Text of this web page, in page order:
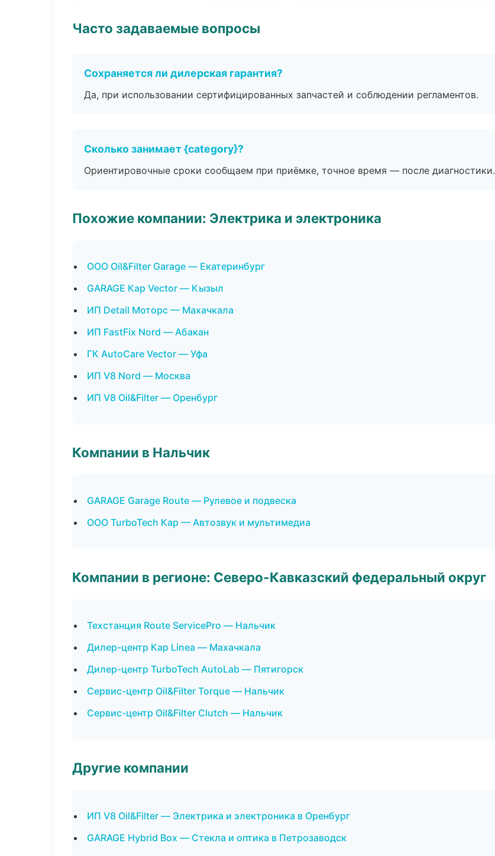
Часто задаваемые вопросы
Сохраняется ли дилерская гарантия?
Да, при использовании сертифицированных запчастей и соблюдении регламентов.
Сколько занимает {category}?
Ориентировочные сроки сообщаем при приёмке, точное время — после диагностики.
Похожие компании: Электрика и электроника
ООО Oil&Filter Garage — Екатеринбург
GARAGE Кар Vector — Кызыл
ИП Detail Моторс — Махачкала
ИП FastFix Nord — Абакан
ГК AutoCare Vector — Уфа
ИП V8 Nord — Москва
ИП V8 Oil&Filter — Оренбург
Компании в Нальчик
GARAGE Garage Route — Рулевое и подвеска
ООО TurboTech Кар — Автозвук и мультимедиа
Компании в регионе: Северо-Кавказский федеральный округ
Техстанция Route ServicePro — Нальчик
Дилер-центр Кар Linea — Махачкала
Дилер-центр TurboTech AutoLab — Пятигорск
Сервис-центр Oil&Filter Torque — Нальчик
Сервис-центр Oil&Filter Clutch — Нальчик
Другие компании
ИП V8 Oil&Filter — Электрика и электроника в Оренбург
GARAGE Hybrid Box — Стекла и оптика в Петрозаводск